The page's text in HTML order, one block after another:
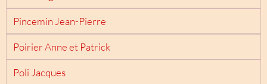
Pincemin Jean-Pierre
Poirier Anne et Patrick
Poli Jacques